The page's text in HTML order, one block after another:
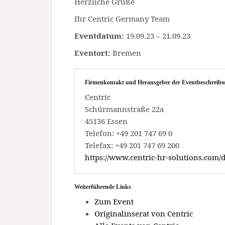
Ihr Centric Germany Team
Eventdatum: 19.09.23 – 21.09.23
Eventort: Bremen
Firmenkontakt und Herausgeber der
Centric
Schürmannstraße 22a
45136 Essen
Telefon: +49 201 747 69 0
Telefax: +49 201 747 69 200
https://www.centric-hr-solutions.com/
Weiterführende Links
Zum Event
Originalinserat von Centric